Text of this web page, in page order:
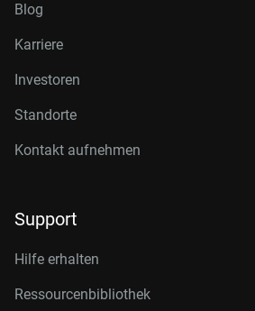
Blog
Karriere
Investoren
Standorte
Kontakt aufnehmen
Support
Hilfe erhalten
Ressourcenbibliothek